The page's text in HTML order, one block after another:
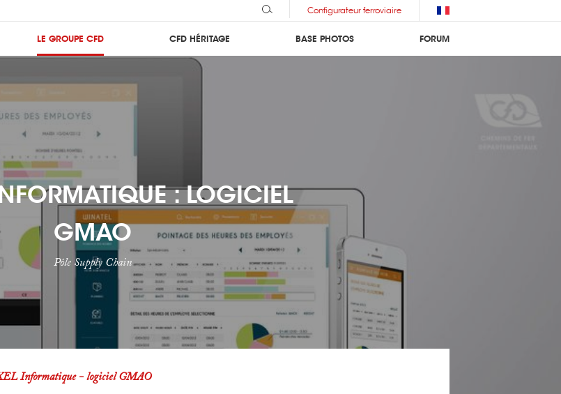
Configurateur ferroviaire
LE GROUPE CFD CFD HÉRITAGE BASE PHOTOS FORUM
: LOGICIEL
GMAO
Pôle Supply Chain
Informatique - logiciel GMAO